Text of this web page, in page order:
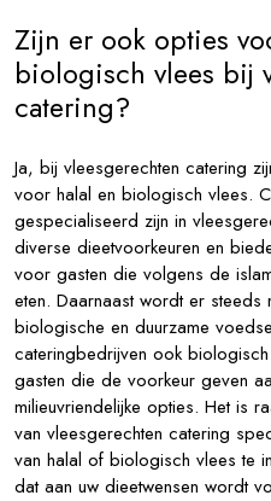
Zijn er ook opties
biologisch vlees bij
catering?
Ja, bij vleesgerechten catering
voor halal en biologisch vlees.
gespecialiseerd zijn in
diverse dieetvoorkeuren en
voor gasten die volgens de
eten. Daarnaast wordt er
biologische en duurzame
cateringbedrijven ook
gasten die de voorkeur geven
milieuvriendelijke opties. Het is
van vleesgerechten catering
van halal of biologisch vlees te
dat aan uw dieetwensen wordt